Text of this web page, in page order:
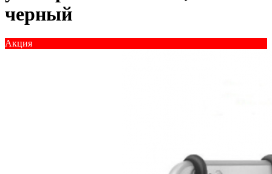
черный
Акция